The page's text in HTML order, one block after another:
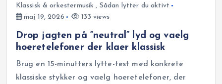
Klassisk & orkestermusik , Sådan lytter du aktivt
maj 19, 2026
133 views
Drop jagten på “neutral” lyd og vaelg
hoeretelefoner der klaer klassisk
Brug en 15-minutters lytte-test med konkrete
klassiske stykker og vaelg hoeretelefoner, der